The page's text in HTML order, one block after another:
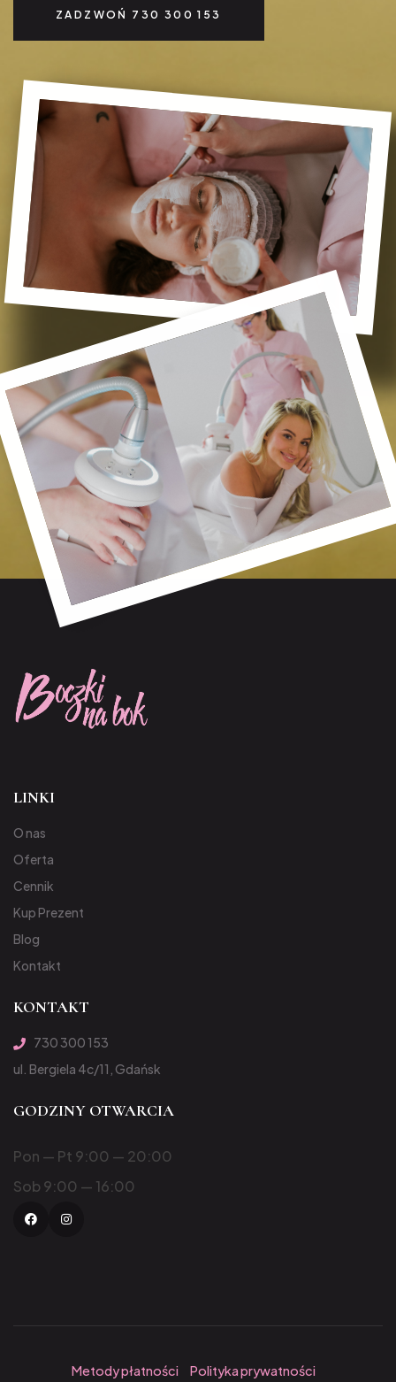
ZADZWOŃ 730 300 153
LINKI
O nas
Oferta
Cennik
Kup Prezent
Blog
Kontakt
KONTAKT
730 300 153
ul. Bergiela 4c/11, Gdańsk
GODZINY OTWARCIA
Pon — Pt 9:00 — 20:00
Sob 9:00 — 16:00
Facebook
Metody płatności Polityka prywatności